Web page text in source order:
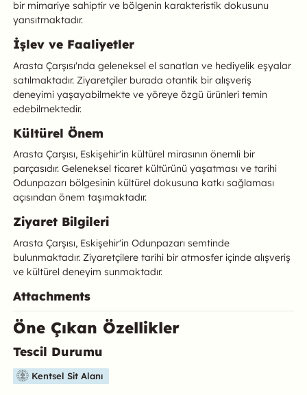
bir mimariye sahiptir ve bölgenin karakteristik dokusunu
yansıtmaktadır.
İşlev ve Faaliyetler
Arasta Çarşısı'nda geleneksel el sanatları ve hediyelik eşyalar
satılmaktadır. Ziyaretçiler burada otantik bir alışveriş
deneyimi yaşayabilmekte ve yöreye özgü ürünleri temin
edebilmektedir.
Kültürel Önem
Arasta Çarşısı, Eskişehir'in kültürel mirasının önemli bir
parçasıdır. Geleneksel ticaret kültürünü yaşatması ve tarihi
Odunpazarı bölgesinin kültürel dokusuna katkı sağlaması
açısından önem taşımaktadır.
Ziyaret Bilgileri
Arasta Çarşısı, Eskişehir'in Odunpazarı semtinde
bulunmaktadır. Ziyaretçilere tarihi bir atmosfer içinde alışveriş
ve kültürel deneyim sunmaktadır.
Attachments
Öne Çıkan Özellikler
Bu mekanın öne çıkan özelliklerini aşağıda bulabilirsiniz.
Tescil Durumu
Kentsel Sit Alanı